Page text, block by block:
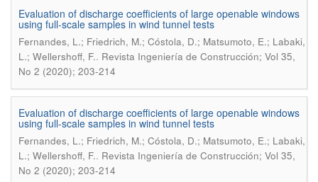
Evaluation of discharge coefficients of large openable windows
using full-scale samples in wind tunnel tests
Fernandes, L.; Friedrich, M.; Cóstola, D.; Matsumoto, E.; Labaki,
L.; Wellershoff, F.. Revista Ingeniería de Construcción; Vol 35,
No 2 (2020); 203-214
Evaluation of discharge coefficients of large openable windows
using full-scale samples in wind tunnel tests
Fernandes, L.; Friedrich, M.; Cóstola, D.; Matsumoto, E.; Labaki,
L.; Wellershoff, F.. Revista Ingeniería de Construcción; Vol 35,
No 2 (2020); 203-214